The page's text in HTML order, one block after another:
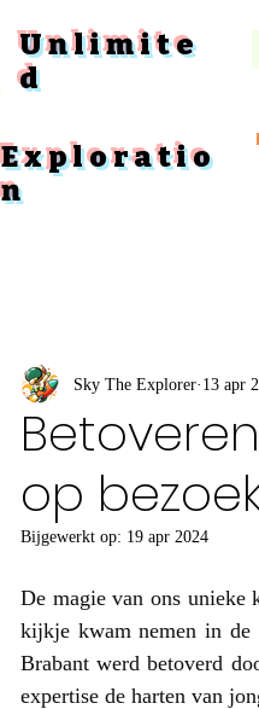
Unlimite
d
Exploratio
n
op
Sky The Explorer 13 apr
Bijgewerkt op: 19 apr 2024
De magie van ons unieke
kijkje kwam nemen in de
Brabant werd betoverd
expertise de harten van